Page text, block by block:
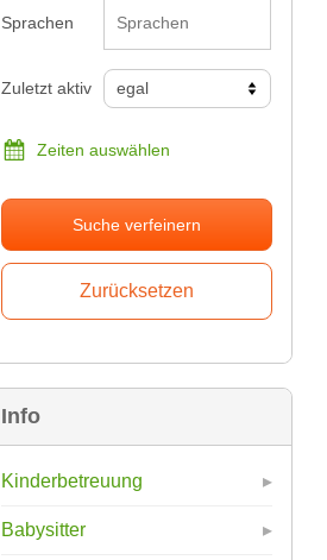
Sprachen
Zuletzt aktiv
Zeiten auswählen
Suche verfeinern
Info
Kinderbetreuung
Babysitter